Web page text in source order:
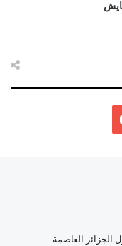
الجزائر العاصمة.